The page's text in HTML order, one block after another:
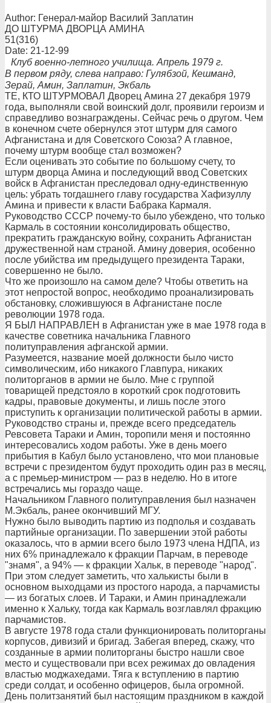
Author: Генерал-майор Василий Заплатин
ДО ШТУРМА ДВОРЦА АМИНА
51(316)
Date: 21-12-99
Клуб военно-летного училища. Апрель 1979 г.
В первом ряду, слева направо: Гулябзой, Кешманд,
Зерай, Амин, Заплатин, Экбаль
ТЕ, КТО ШТУРМОВАЛ Дворец Амина 27 декабря 1979
года, выполняли свой воинский долг, проявили героизм и
справедливо вознаграждены. Сейчас речь о другом. Чем
в конечном счете обернулся этот штурм для самого
Афганистана и для Советского Союза? А главное,
почему штурм вообще стал возможен?
Если оценивать это событие по большому счету, то
штурм дворца Амина и последующий ввод Cоветских
войск в Афганистан преследовал одну-единственную
цель: убрать тогдашнего главу государства Хафизуллу
Амина и привести к власти Бабрака Кармаля.
Руководство СССР почему-то было убеждено, что только
Кармаль в состоянии консолидировать общество,
прекратить гражданскую войну, сохранить Афганистан
дружественной нам страной. Амину доверия, особенно
после убийства им предыдущего президента Тараки,
совершенно не было.
Что же произошло на самом деле? Чтобы ответить на
этот непростой вопрос, необходимо проанализировать
обстановку, сложившуюся в Афганистане после
революции 1978 года.
Я БЫЛ НАПРАВЛЕН в Афганистан уже в мае 1978 года в
качестве советника начальника Главного
политуправления афганской армии.
Разумеется, название моей должности было чисто
символическим, ибо никакого Главпура, никаких
политорганов в армии не было. Мне с группой
товарищей предстояло в короткий срок подготовить
кадры, правовые документы, и лишь после этого
приступить к организации политической работы в армии.
Руководство страны и, прежде всего председатель
Ревсовета Тараки и Амин, торопили меня и постоянно
интересовались ходом работы. Уже в день моего
прибытия в Кабул было установлено, что мои плановые
встречи с президентом будут проходить один раз в месяц,
а с премьер-министром — раз в неделю. Но в итоге
встречались мы гораздо чаще.
Начальником Главного политуправления был назначен
М.Экбаль, ранее окончивший МГУ.
Нужно было выводить партию из подполья и создавать
партийные организации. По завершении этой работы
оказалось, что в армии всего было 1973 члена НДПА, из
них 6% принадлежало к фракции Парчам, в переводе
"знамя", а 94% — к фракции Хальк, в переводе "народ".
При этом следует заметить, что халькисты были в
основном выходцами из простого народа, а парчамисты
— из богатых слоев. И Тараки, и Амин принадлежали
именно к Хальку, тогда как Кармаль возглавлял фракцию
парчамистов.
В августе 1978 года стали функционировать политорганы
корпусов, дивизий и бригад. Забегая вперед, скажу, что
созданные в армии политорганы быстро нашли свое
место и существовали при всех режимах до овладения
властью моджахедами. Тяга к вступлению в партию
среди солдат, и особенно офицеров, была огромной.
День политзанятий был настоящим праздником в каждой